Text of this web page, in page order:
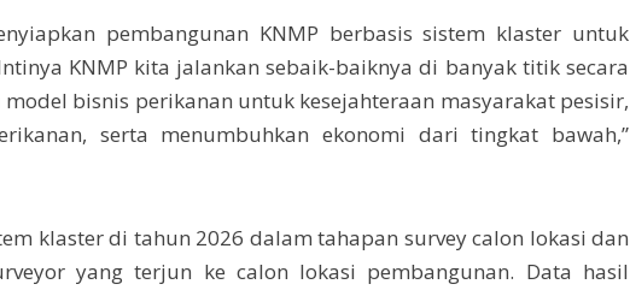
pembangunan KNMP berbasis sistem klaster untuk
KNMP kita jalankan sebaik-baiknya di banyak titik secara
bisnis perikanan untuk kesejahteraan masyarakat pesisir,
serta menumbuhkan ekonomi dari tingkat bawah,”
klaster di tahun 2026 dalam tahapan survey calon lokasi dan
yang terjun ke calon lokasi pembangunan. Data hasil